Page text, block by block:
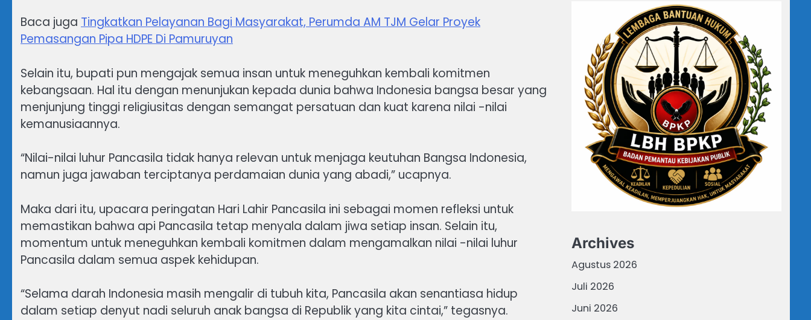
Baca juga Tingkatkan Pelayanan Bagi Masyarakat, Perumda AM TJM Gelar Proyek
Pemasangan Pipa HDPE Di Pamuruyan
Selain itu, bupati pun mengajak semua insan untuk meneguhkan kembali komitmen
kebangsaan. Hal itu dengan menunjukan kepada dunia bahwa Indonesia bangsa besar yang
menjunjung tinggi religiusitas dengan semangat persatuan dan kuat karena nilai -nilai
kemanusiaannya.
“Nilai-nilai luhur Pancasila tidak hanya relevan untuk menjaga keutuhan Bangsa Indonesia,
namun juga jawaban terciptanya perdamaian dunia yang abadi,” ucapnya.
Maka dari itu, upacara peringatan Hari Lahir Pancasila ini sebagai momen refleksi untuk
memastikan bahwa api Pancasila tetap menyala dalam jiwa setiap insan. Selain itu,
momentum untuk meneguhkan kembali komitmen dalam mengamalkan nilai -nilai luhur
Pancasila dalam semua aspek kehidupan.
“Selama darah Indonesia masih mengalir di tubuh kita, Pancasila akan senantiasa hidup
dalam setiap denyut nadi seluruh anak bangsa di Republik yang kita cintai,” tegasnya.
Archives
Agustus 2026
Juli 2026
Juni 2026